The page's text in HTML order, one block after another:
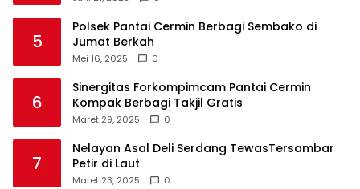
5
Polsek Pantai Cermin Berbagi Sembako di
Jumat Berkah
Mei 16, 2025 0
6
Sinergitas Forkompimcam Pantai Cermin
Kompak Berbagi Takjil Gratis
Maret 29, 2025 0
7
Nelayan Asal Deli Serdang TewasTersambar
Petir di Laut
Maret 23, 2025 0